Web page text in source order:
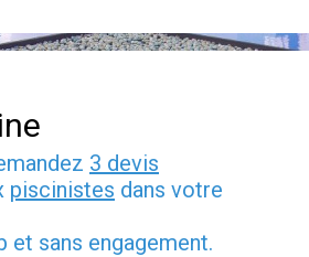
3 devis
piscinistes dans votre
et sans engagement.